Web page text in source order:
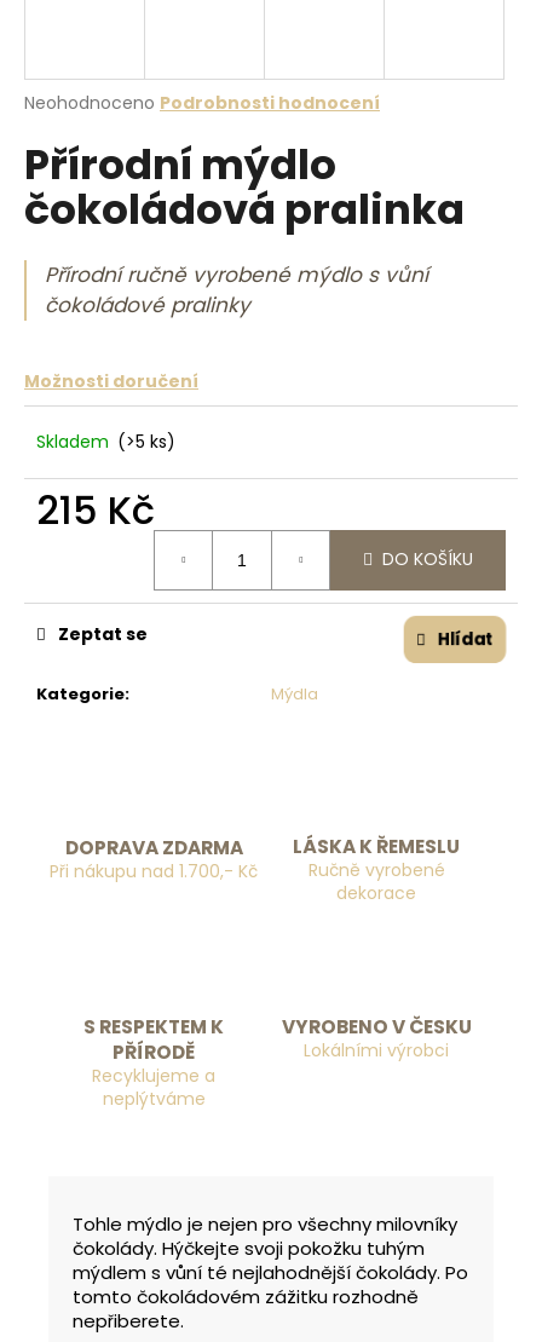
Průměrné hodnocení produktu je 0,0 z 5 hvězdiček.
Neohodnoceno Podrobnosti hodnocení
Přírodní mýdlo
čokoládová pralinka
Přírodní ručně vyrobené mýdlo s vůní
čokoládové pralinky
Možnosti doručení
Skladem (>5 ks)
215 Kč
DO KOŠÍKU
Kategorie: Mýdla
Zeptat se Hlídat
DOPRAVA ZDARMA
Při nákupu nad 1.700,- Kč
LÁSKA K ŘEMESLU
Ručně vyrobené
dekorace
S RESPEKTEM K
PŘÍRODĚ
Recyklujeme a
neplýtváme
VYROBENO V ČESKU
Lokálními výrobci
Tohle mýdlo je nejen pro všechny milovníky
čokolády. Hýčkejte svoji pokožku tuhým
mýdlem s vůní té nejlahodnější čokolády. Po
tomto čokoládovém zážitku rozhodně
nepřiberete.
í
?
HLEDAT
D
o
p
u
j
e